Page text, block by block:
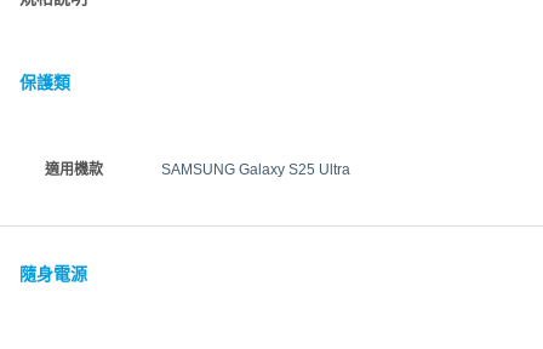
保護類
適用機款 SAMSUNG Galaxy S25 Ultra
隨身電源